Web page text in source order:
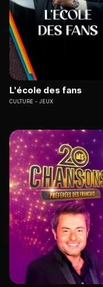
L'école des fans
CULTURE JEUX